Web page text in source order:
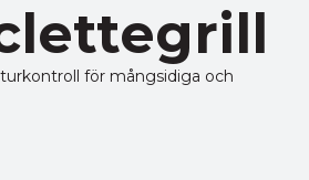
för mångsidiga och